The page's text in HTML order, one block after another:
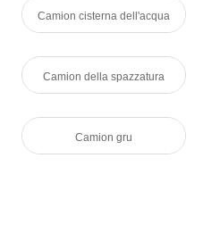
Camion cisterna dell'acqua
Camion della spazzatura
Camion gru